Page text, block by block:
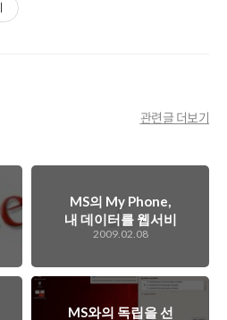
관련글 더보기
MS의 My Phone,
내 데이터를 웹서비
스를 통해서 저장하
한다.
2009.02.08
MS와의 독립을 선